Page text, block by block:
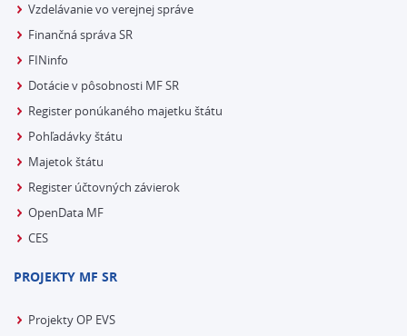
Vzdelávanie vo verejnej správe
Finančná správa SR
FINinfo
Dotácie v pôsobnosti MF SR
Register ponúkaného majetku štátu
Pohľadávky štátu
Majetok štátu
Register účtovných závierok
OpenData MF
CES
PROJEKTY MF SR
Projekty OP EVS